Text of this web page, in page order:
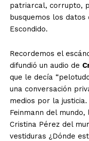
patriarcal, corrupto,
busquemos los datos
Escondido.
Recordemos el
difundió un audio de
que le decía
una conversación
medios por la
Feinmann del
Cristina Pérez del
vestiduras ¿Dónde